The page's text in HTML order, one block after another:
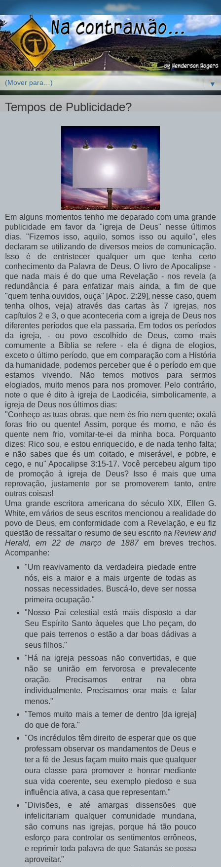
▼
Tempos de Publicidade?
Em alguns momentos tenho me deparado com uma grande
publicidade em favor da "igreja de Deus" nesse últimos
dias. "Fizemos isso, aquilo, somos isso ou aquilo", eles
declaram se utilizando de diversos meios de comunicação.
Isso é de entristecer qualquer um que tenha certo
conhecimento da Palavra de Deus. O livro de Apocalipse -
que nada mais é do que uma Revelação - nos revela (a
redundância é para enfatizar mais ainda, a fim de que
"quem tenha ouvidos, ouça" [Apoc. 2:29], nesse caso, quem
tenha olhos, veja) através das cartas às 7 igrejas, nos
capítulos 2 e 3, o que aconteceria com a igreja de Deus nos
diferentes períodos que ela passaria. Em todos os períodos
da igreja, - ou povo escolhido de Deus, como mais
comumente a Bíblia se refere - ela é digna de elogios,
exceto o último período, que em comparação com a História
da humanidade, podemos perceber que é o período em que
estamos vivendo. Não temos motivos para sermos
elogiados, muito menos para nos promover. Pelo contrário,
note o que é dito à igreja de Laodicéia, simbolicamente, a
igreja de Deus nos últimos dias:
"Conheço as tuas obras, que nem és frio nem quente; oxalá
foras frio ou quente! Assim, porque és morno, e não és
quente nem frio, vomitar-te-ei da minha boca. Porquanto
dizes: Rico sou, e estou enriquecido, e de nada tenho falta;
e não sabes que és um coitado, e miserável, e pobre, e
cego, e nu" Apocalipse 3:15-17. Você percebeu algum tipo
de promoção à igreja de Deus? Isso é mais que uma
reprovação, justamente por se promoverem tanto, entre
outras coisas!
Uma grande escritora americana do século XIX, Ellen G.
White, em vários de seus escritos mencionou a realidade do
povo de Deus, em conformidade com a Revelação, e eu fiz
questão de ressaltar o resumo de seu escrito na Review and
Herald, em 22 de março de 1887em breves trechos.
Acompanhe:
"Um reavivamento da verdadeira piedade entre
nós, eis a maior e a mais urgente de todas as
nossas necessidades. Buscá-lo, deve ser nossa
primeira ocupação."
"Nosso Pai celestial está mais disposto a dar
Seu Espírito Santo àqueles que Lho peçam, do
que pais terrenos o estão a dar boas dádivas a
seus filhos."
"Há na igreja pessoas não convertidas, e que
não se unirão em fervorosa e prevalecente
oração. Precisamos entrar na obra
individualmente. Precisamos orar mais e falar
menos."
"Temos muito mais a temer de dentro [da igreja]
do que de fora."
"Os incrédulos têm direito de esperar que os que
professam observar os mandamentos de Deus e
ter a fé de Jesus façam muito mais que qualquer
oura classe para promover e honrar mediante
sua vida coerente, seu exemplo piedoso e sua
influência ativa, a casa que representam."
"Divisões, e até amargas dissensões que
infelicitariam qualquer comunidade mundana,
são comuns nas igrejas, porque há tão pouco
esforço para controlar os sentimentos errôneos,
e reprimir toda palavra de que Satanás se possa
aproveitar."